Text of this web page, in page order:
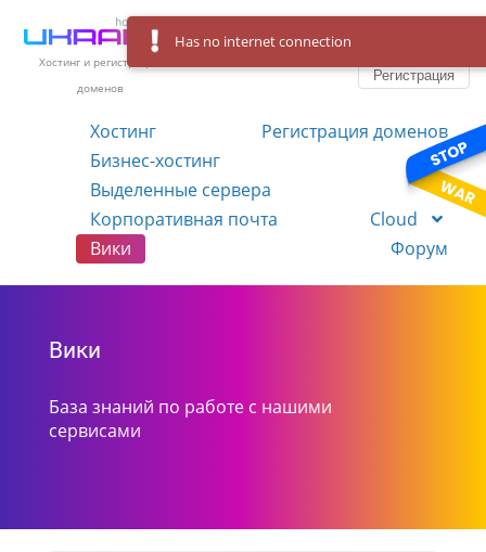
Хостинг и регистрация
доменов
Регистрация
Хостинг
Регистрация доменов
Бизнес-хостинг
VPS
Выделенные сервера
Корпоративная почта
Cloud
Вики
Форум
Вики
База знаний по работе с нашими
сервисами
Has no internet connection